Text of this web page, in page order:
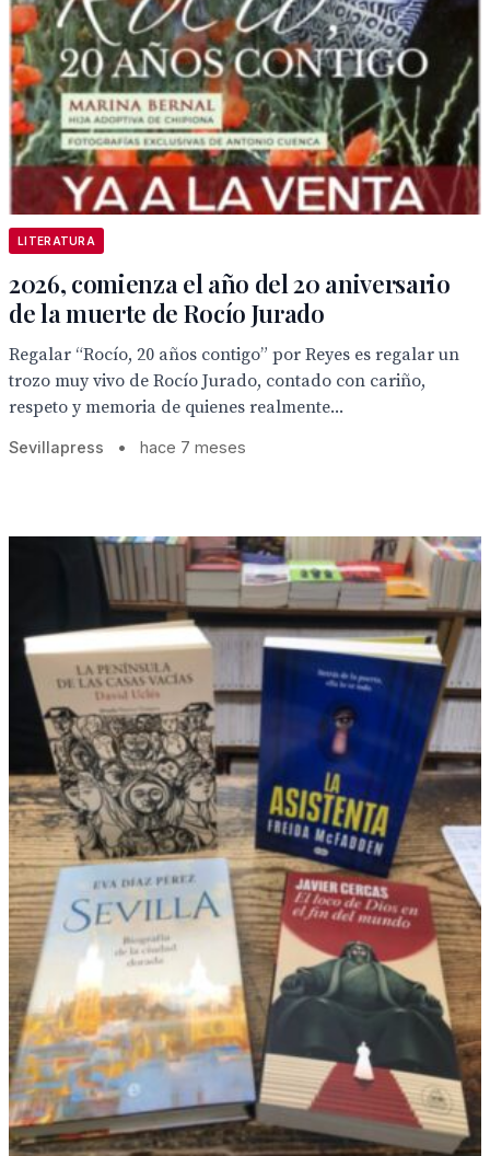
LITERATURA
2026, comienza el año del 20 aniversario
de la muerte de Rocío Jurado
Regalar “Rocío, 20 años contigo” por Reyes es regalar un
trozo muy vivo de Rocío Jurado, contado con cariño,
respeto y memoria de quienes realmente...
Sevillapress • hace 7 meses